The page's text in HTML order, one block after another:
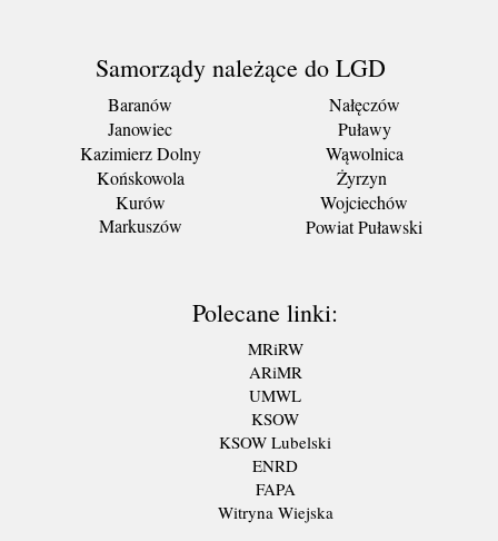
Samorządy należące do LGD
Baranów
Janowiec
Kazimierz Dolny
Końskowola
Kurów
Markuszów
Nałęczów
Puławy
Wąwolnica
Żyrzyn
Wojciechów
Powiat Puławski
Polecane linki:
MRiRW
ARiMR
UMWL
KSOW
KSOW Lubelski
ENRD
FAPA
Witryna Wiejska